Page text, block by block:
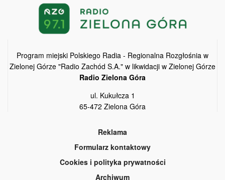
Program miejski Polskiego Radia - Regionalna Rozgłośnia w
Zielonej Górze "Radio Zachód S.A." w likwidacji w Zielonej Górze
Radio Zielona Góra
ul. Kukułcza 1
65-472 Zielona Góra
Reklama
Formularz kontaktowy
Cookies i polityka prywatności
Archiwum